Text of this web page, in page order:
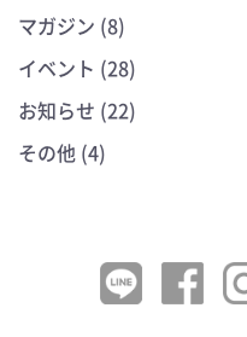
マガジン (8)
イベント (28)
お知らせ (22)
その他 (4)